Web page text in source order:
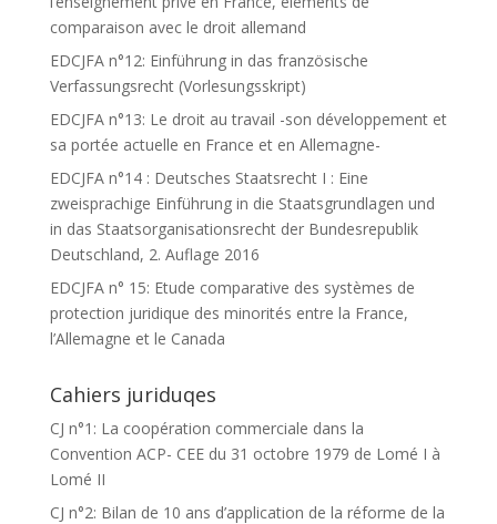
comparaison avec le droit allemand
EDCJFA n°12: Einführung in das französische
Verfassungsrecht (Vorlesungsskript)
EDCJFA n°13: Le droit au travail -son développement et
sa portée actuelle en France et en Allemagne-
EDCJFA n°14 : Deutsches Staatsrecht I : Eine
zweisprachige Einführung in die Staatsgrundlagen und
in das Staatsorganisationsrecht der Bundesrepublik
Deutschland, 2. Auflage 2016
EDCJFA n° 15: Etude comparative des systèmes de
protection juridique des minorités entre la France,
l’Allemagne et le Canada
Cahiers juriduqes
CJ n°1: La coopération commerciale dans la
Convention ACP- CEE du 31 octobre 1979 de Lomé I à
Lomé II
CJ n°2: Bilan de 10 ans d’application de la réforme de la